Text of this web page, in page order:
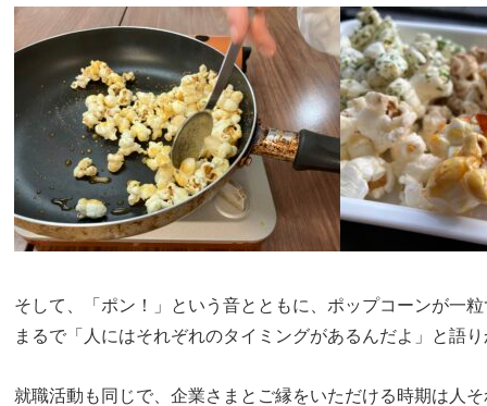
そして、「ポン！」という音とともに、ポップコーンが一
就職活動も同じで、企業さまとご縁をいただける時期は人